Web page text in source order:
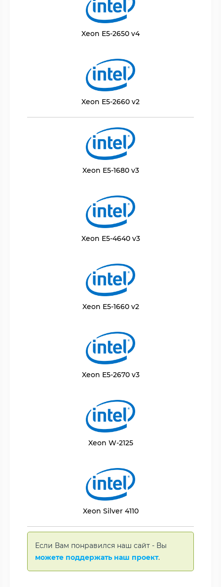
Xeon E5-2650 v4
Xeon E5-2660 v2
Xeon E5-1680 v3
Xeon E5-4640 v3
Xeon E5-1660 v2
Xeon E5-2670 v3
Xeon W-2125
Xeon Silver 4110
Если Вам понравился наш сайт - Вы
можете поддержать наш проект.